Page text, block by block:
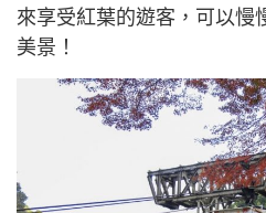
來享受紅葉的遊客，可以慢
美景！